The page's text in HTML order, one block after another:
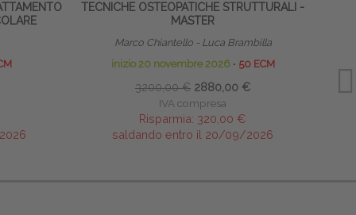
TECNICHE OSTEOPATICHE STRUTTURALI -
MASTER
Marco Chiantello - Luca Brambilla
inizio 20 novembre 2026 ∙ 50 ECM
3200,00 € 2880,00 €
IVA compresa
Risparmia: 320,00 €
saldando entro il 20/09/2026